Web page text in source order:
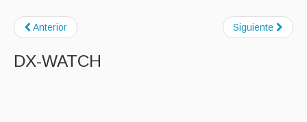
Anterior Siguiente
DX-WATCH